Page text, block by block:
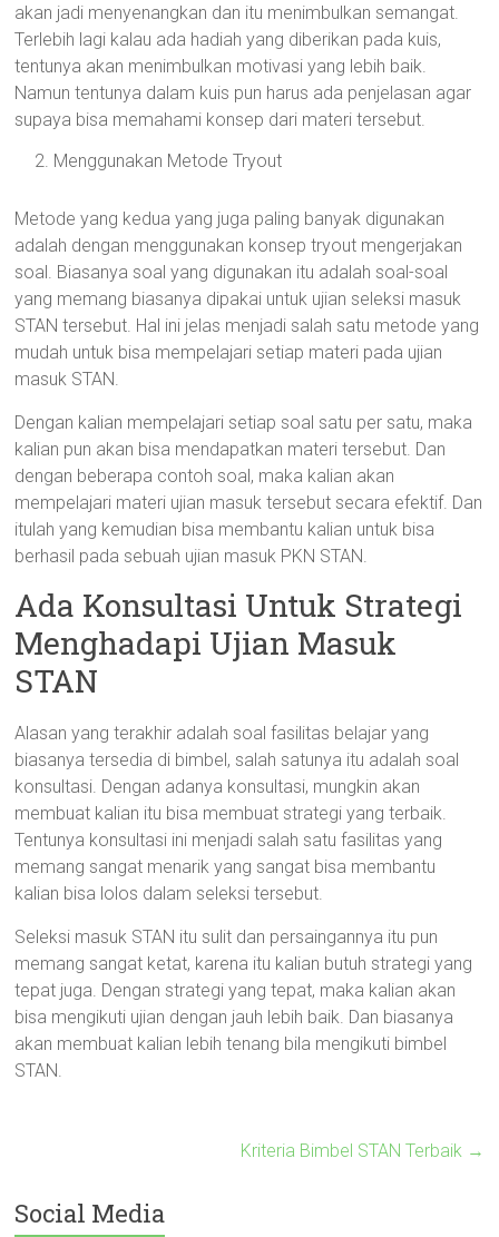
akan jadi menyenangkan dan itu menimbulkan semangat.
Terlebih lagi kalau ada hadiah yang diberikan pada kuis,
tentunya akan menimbulkan motivasi yang lebih baik.
Namun tentunya dalam kuis pun harus ada penjelasan agar
supaya bisa memahami konsep dari materi tersebut.
Menggunakan Metode Tryout
Metode yang kedua yang juga paling banyak digunakan
adalah dengan menggunakan konsep tryout mengerjakan
soal. Biasanya soal yang digunakan itu adalah soal-soal
yang memang biasanya dipakai untuk ujian seleksi masuk
STAN tersebut. Hal ini jelas menjadi salah satu metode yang
mudah untuk bisa mempelajari setiap materi pada ujian
masuk STAN.
Dengan kalian mempelajari setiap soal satu per satu, maka
kalian pun akan bisa mendapatkan materi tersebut. Dan
dengan beberapa contoh soal, maka kalian akan
mempelajari materi ujian masuk tersebut secara efektif. Dan
itulah yang kemudian bisa membantu kalian untuk bisa
berhasil pada sebuah ujian masuk PKN STAN.
Ada Konsultasi Untuk Strategi
Menghadapi Ujian Masuk
STAN
Alasan yang terakhir adalah soal fasilitas belajar yang
biasanya tersedia di bimbel, salah satunya itu adalah soal
konsultasi. Dengan adanya konsultasi, mungkin akan
membuat kalian itu bisa membuat strategi yang terbaik.
Tentunya konsultasi ini menjadi salah satu fasilitas yang
memang sangat menarik yang sangat bisa membantu
kalian bisa lolos dalam seleksi tersebut.
Seleksi masuk STAN itu sulit dan persaingannya itu pun
memang sangat ketat, karena itu kalian butuh strategi yang
tepat juga. Dengan strategi yang tepat, maka kalian akan
bisa mengikuti ujian dengan jauh lebih baik. Dan biasanya
akan membuat kalian lebih tenang bila mengikuti bimbel
STAN.
Kriteria Bimbel STAN Terbaik →
Social Media